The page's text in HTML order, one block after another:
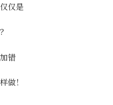
仅是
错
做！